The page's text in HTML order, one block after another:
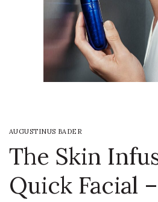
AUGUSTINUS BADER
The Skin
Quick Facial